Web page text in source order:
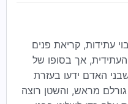
עתידות, קריאת פנים
אך בסופו של
האדם ידעו בעזרת
מראש, והשטן רוצה